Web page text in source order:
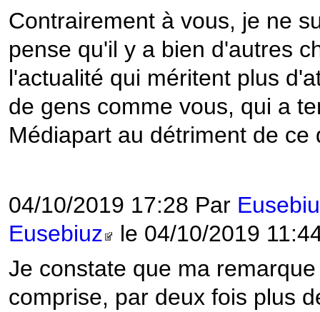
Contrairement à vous, je ne
pense qu'il y a bien d'autres
l'actualité qui méritent plus
de gens comme vous, qui a
Médiapart au détriment de
04/10/2019 17:28 Par
Eusebiuz
le 04/10/2019
Je constate que ma
comprise, par deux fois plus